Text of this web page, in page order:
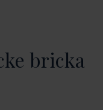
bricka